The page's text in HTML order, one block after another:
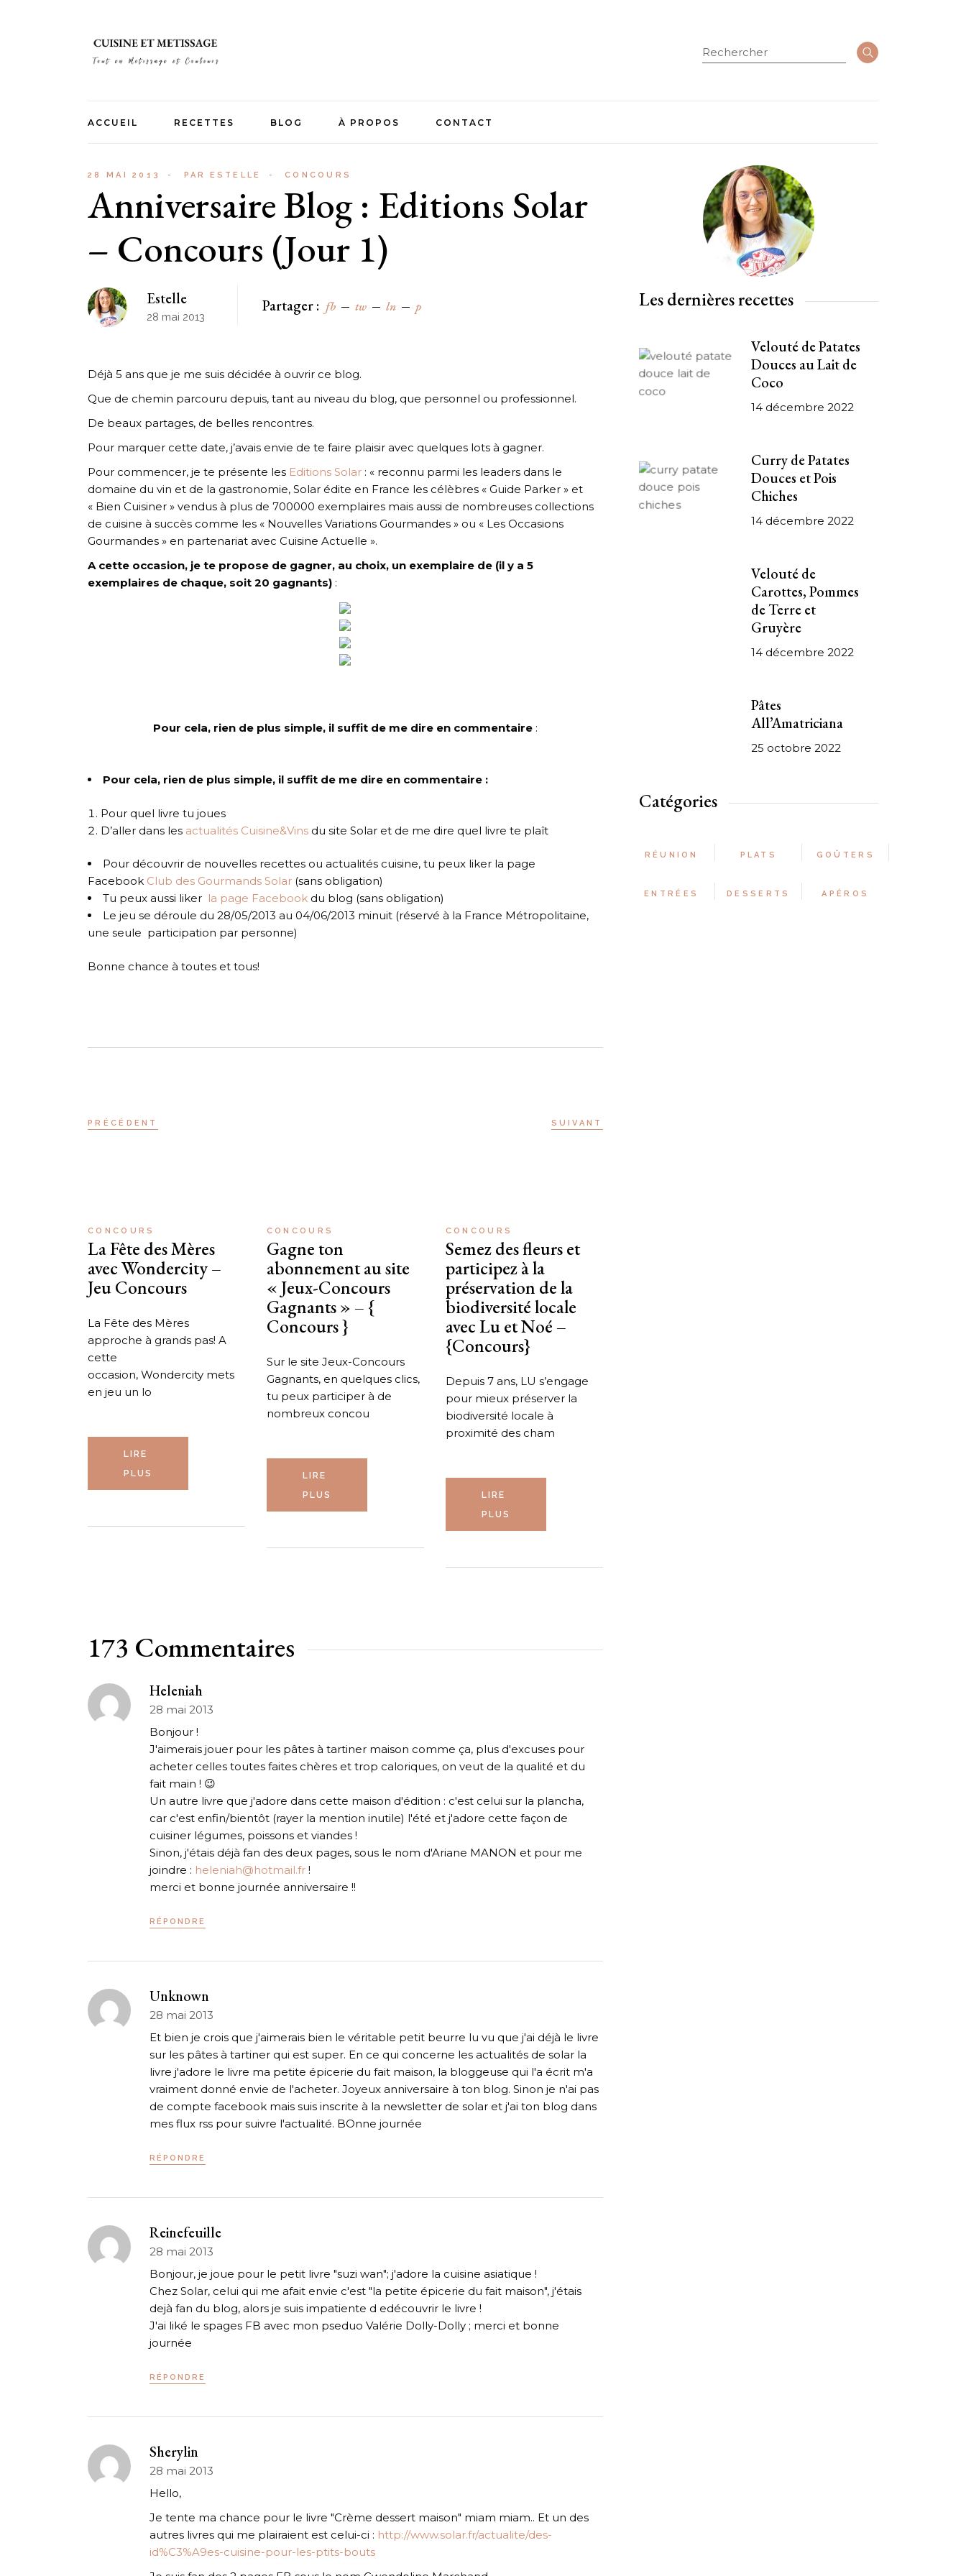
Rechercher
ACCUEIL RECETTES
Apéros
Entrées
Plats
Goûters
BLOG À PROPOS CONTACT
28 MAI 2013 PAR ESTELLE CONCOURS
Anniversaire Blog : Editions Solar
– Concours (Jour 1)
Estelle
28 mai 2013
Partager : fb tw ln p
Déjà 5 ans que je me suis décidée à ouvrir ce blog.
Que de chemin parcouru depuis, tant au niveau du blog, que personnel ou professionnel.
De beaux partages, de belles rencontres.
Pour marquer cette date, j’avais envie de te faire plaisir avec quelques lots à gagner.
Pour commencer, je te présente les Editions Solar : « reconnu parmi les leaders dans le
domaine du vin et de la gastronomie, Solar édite en France les célèbres « Guide Parker » et
« Bien Cuisiner » vendus à plus de 700000 exemplaires mais aussi de nombreuses collections
de cuisine à succès comme les « Nouvelles Variations Gourmandes » ou « Les Occasions
Gourmandes » en partenariat avec Cuisine Actuelle ».
A cette occasion, je te propose de gagner, au choix, un exemplaire de (il y a 5
exemplaires de chaque, soit 20 gagnants) :
Pour cela, rien de plus simple, il suffit de me dire en commentaire :
Pour cela, rien de plus simple, il suffit de me dire en commentaire :
Pour quel livre tu joues
D’aller dans les actualités Cuisine&Vins du site Solar et de me dire quel livre te plaît
Pour découvrir de nouvelles recettes ou actualités cuisine, tu peux liker la page
Facebook Club des Gourmands Solar (sans obligation)
Tu peux aussi liker la page Facebook du blog (sans obligation)
Le jeu se déroule du 28/05/2013 au 04/06/2013 minuit (réservé à la France Métropolitaine,
une seule participation par personne)
Bonne chance à toutes et tous!
PRÉCÉDENT SUIVANT
CONCOURS
La Fête des Mères
avec Wondercity –
Jeu Concours
La Fête des Mères
approche à grands pas! A
cette
occasion, Wondercity mets
en jeu un lo
LIRE
PLUS
CONCOURS
Gagne ton
abonnement au site
« Jeux-Concours
Gagnants » – {
Concours }
Sur le site Jeux-Concours
Gagnants, en quelques clics,
tu peux participer à de
nombreux concou
LIRE
PLUS
CONCOURS
Semez des fleurs et
participez à la
préservation de la
biodiversité locale
avec Lu et Noé –
{Concours}
Depuis 7 ans, LU s’engage
pour mieux préserver la
biodiversité locale à
proximité des cham
LIRE
PLUS
173 Commentaires
Heleniah
28 mai 2013
Bonjour !
J'aimerais jouer pour les pâtes à tartiner maison comme ça, plus d'excuses pour
acheter celles toutes faites chères et trop caloriques, on veut de la qualité et du
fait main ! 😉
Un autre livre que j'adore dans cette maison d'édition : c'est celui sur la plancha,
car c'est enfin/bientôt (rayer la mention inutile) l'été et j'adore cette façon de
cuisiner légumes, poissons et viandes !
Sinon, j'étais déjà fan des deux pages, sous le nom d'Ariane MANON et pour me
joindre : heleniah@hotmail.fr !
merci et bonne journée anniversaire !!
RÉPONDRE
Unknown
28 mai 2013
Et bien je crois que j'aimerais bien le véritable petit beurre lu vu que j'ai déjà le livre
sur les pâtes à tartiner qui est super. En ce qui concerne les actualités de solar la
livre j'adore le livre ma petite épicerie du fait maison, la bloggeuse qui l'a écrit m'a
vraiment donné envie de l'acheter. Joyeux anniversaire à ton blog. Sinon je n'ai pas
de compte facebook mais suis inscrite à la newsletter de solar et j'ai ton blog dans
mes flux rss pour suivre l'actualité. BOnne journée
RÉPONDRE
Reinefeuille
28 mai 2013
Bonjour, je joue pour le petit livre "suzi wan"; j'adore la cuisine asiatique !
Chez Solar, celui qui me afait envie c'est "la petite épicerie du fait maison", j'étais
dejà fan du blog, alors je suis impatiente d edécouvrir le livre !
J'ai liké le spages FB avec mon pseduo Valérie Dolly-Dolly ; merci et bonne
journée
RÉPONDRE
Sherylin
28 mai 2013
Hello,
Je tente ma chance pour le livre "Crème dessert maison" miam miam.. Et un des
autres livres qui me plairaient est celui-ci : http://www.solar.fr/actualite/des-
id%C3%A9es-cuisine-pour-les-ptits-bouts
Les dernières recettes
Velouté de Patates
Douces au Lait de
Coco
14 décembre 2022
Curry de Patates
Douces et Pois
Chiches
14 décembre 2022
Velouté de
Carottes, Pommes
de Terre et
Gruyère
14 décembre 2022
Pâtes
All’Amatriciana
25 octobre 2022
Catégories
RÉUNION PLATS GOÛTERS
ENTRÉES DESSERTS APÉROS